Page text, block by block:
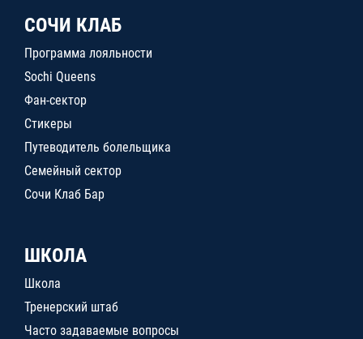
СОЧИ КЛАБ
Программа лояльности
Sochi Queens
Фан-сектор
Стикеры
Путеводитель болельщика
Семейный сектор
Сочи Клаб Бар
ШКОЛА
Школа
Тренерский штаб
Часто задаваемые вопросы